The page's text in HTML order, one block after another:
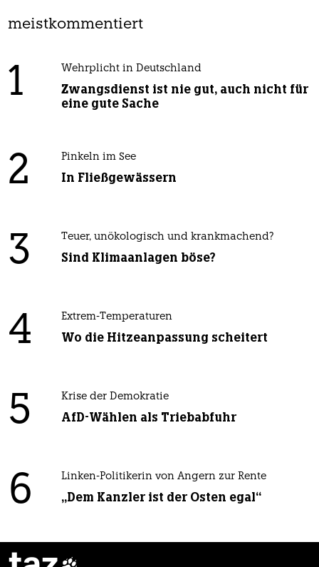
meistkommentiert
1 Wehrplicht in Deutschland
Zwangsdienst ist nie gut, auch nicht für
eine gute Sache
2 Pinkeln im See
In Fließgewässern
3 Teuer, unökologisch und krankmachend?
Sind Klimaanlagen böse?
4 Extrem-Temperaturen
Wo die Hitzeanpassung scheitert
5 Krise der Demokratie
AfD-Wählen als Triebabfuhr
6 Linken-Politikerin von Angern zur Rente
„Dem Kanzler ist der Osten egal“